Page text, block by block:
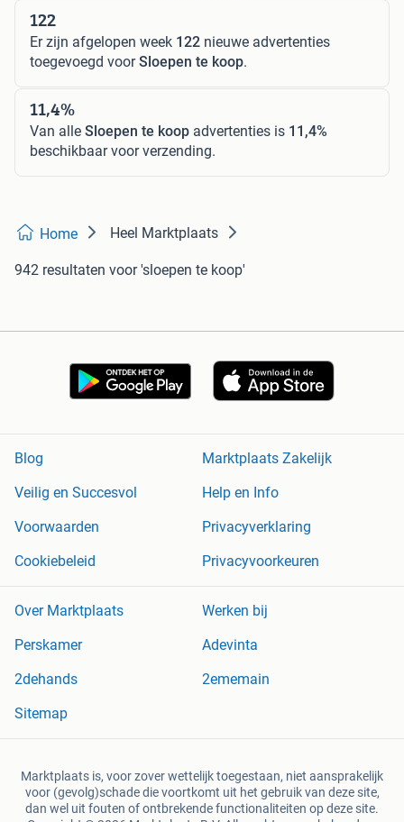
122
Er zijn afgelopen week 122 nieuwe advertenties
toegevoegd voorSloepen te koop.
11,4%
Van alle Sloepen te koop advertenties is 11,4%
beschikbaar voor verzending.
Home Heel Marktplaats
942 resultaten voor 'sloepen te koop'
Blog
Marktplaats Zakelijk
Veilig en Succesvol
Help en Info
Voorwaarden
Privacyverklaring
Cookiebeleid
Privacyvoorkeuren
Over Marktplaats
Werken bij
Perskamer
Adevinta
2dehands
2ememain
Sitemap
Marktplaats is, voor zover wettelijk toegestaan, niet aansprakelijk
voor (gevolg)schade die voortkomt uit het gebruik van deze site,
dan wel uit fouten of ontbrekende functionaliteiten op deze site.